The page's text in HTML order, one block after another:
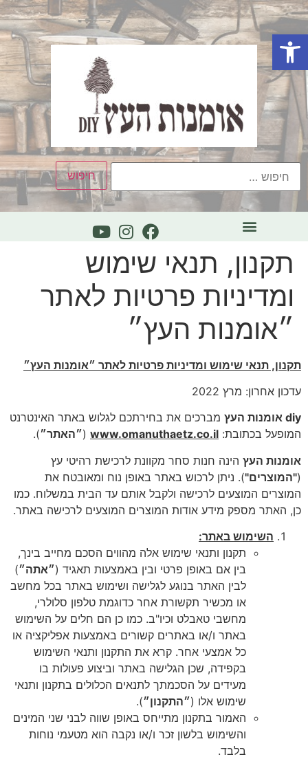
פתח סרגל נגישות
תקנון, תנאי שימוש
ומדיניות פרטיות לאתר
״אומנות העץ״
תקנון, תנאי שימוש ומדיניות פרטיות לאתר ״אומנות העץ״
עדכון אחרון: מרץ 2022
diy אומנות העץ מברכים את בחירתכם לגלוש באתר האינטרנט
המופעל בכתובת: www.omanuthaetz.co.il
(״האתר״).
אומנות העץ הינה חנות סחר מקוונת לרכישת רהיטי עץ
("המוצרים"). ניתן לרכוש באתר באופן נוח ומאובטח את
המוצרים המוצעים לרכישה ולקבל אותם עד הבית במשלוח. כמו
כן, האתר מספק מידע אודות המוצרים המוצעים לרכישה באתר.
השימוש באתר:
תקנון ותנאי שימוש אלה מהווים הסכם מחייב בינך,
בין אם באופן פרטי ובין באמצעות תאגיד (״אתה״)
לבין האתר בנוגע לגלישה ושימוש באתר בכל מחשב
או מכשיר תקשורת אחר כדוגמת טלפון סלולרי,
מחשבי טאבלט וכיו"ב. כמו כן הם חלים על השימוש
באתר ו/או באתרים קשורים באמצעות אפליקציה או
כל אמצעי אחר. קרא את התקנון ותנאי השימוש
בקפידה, שכן הגלישה באתר וביצוע פעולות בו
מעידים על הסכמתך לתנאים הכלולים בתקנון ותנאי
שימוש אלו (״התקנון״).
האמור בתקנון מתייחס באופן שווה לבני שני המינים
והשימוש בלשון זכר ו/או נקבה הוא מטעמי נוחות
בלבד.